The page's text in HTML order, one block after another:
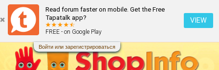
Read forum faster on mobile. Get the Free
Tapatalk app?
FREE - on Google Play
VIEW
Войти или зарегистрироваться